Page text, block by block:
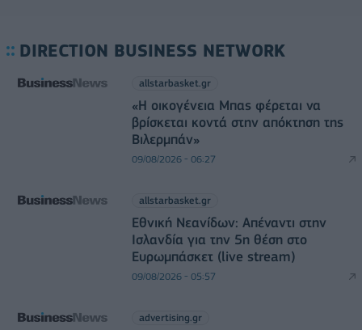
DIRECTION BUSINESS NETWORK
allstarbasket.gr
«Η οικογένεια Μπας φέρεται να
βρίσκεται κοντά στην απόκτηση της
Βιλερμπάν»
09/08/2026 - 06:27
allstarbasket.gr
Εθνική Νεανίδων: Απέναντι στην
Ισλανδία για την 5η θέση στο
Ευρωμπάσκετ (live stream)
09/08/2026 - 05:57
advertising.gr